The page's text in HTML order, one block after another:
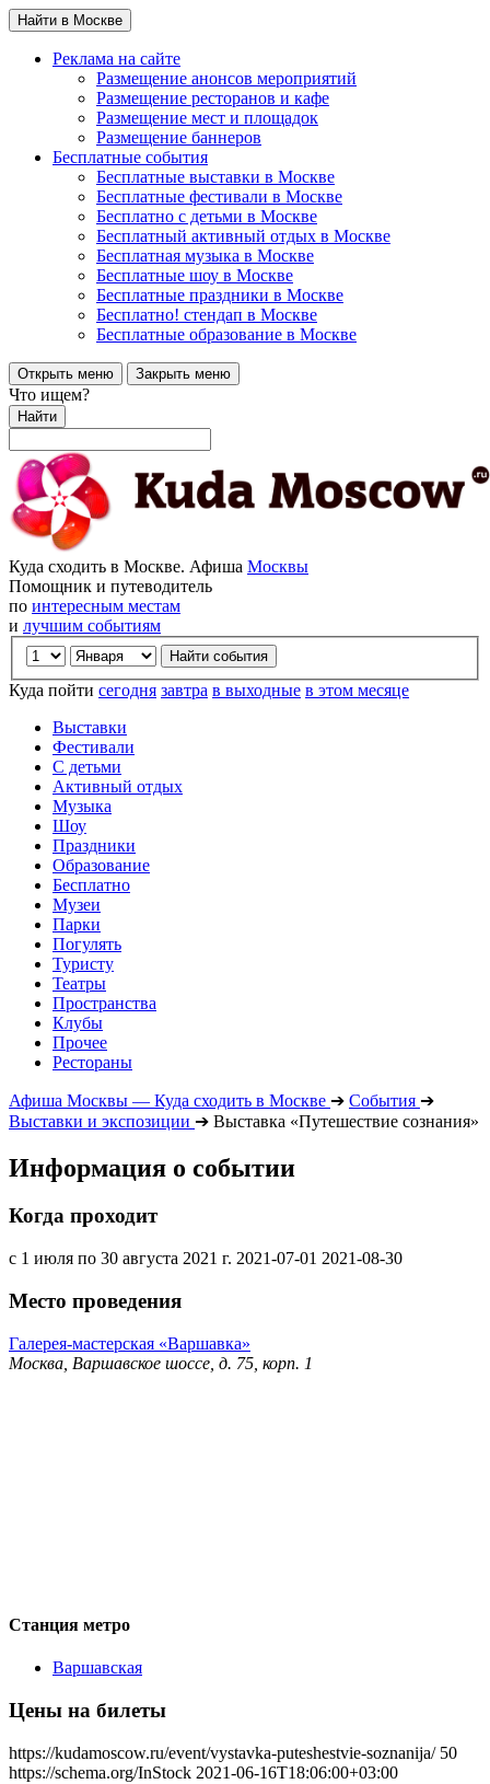
Найти в Москве
Реклама на сайте
Размещение анонсов мероприятий
Размещение ресторанов и кафе
Размещение мест и площадок
Размещение баннеров
Бесплатные события
Бесплатные выставки в Москве
Бесплатные фестивали в Москве
Бесплатно с детьми в Москве
Бесплатный активный отдых в Москве
Бесплатная музыка в Москве
Бесплатные шоу в Москве
Бесплатные праздники в Москве
Бесплатно! стендап в Москве
Бесплатные образование в Москве
Открыть меню Закрыть меню
Что ищем?
Найти
Куда сходить в Москве. Афиша Москвы
Помощник и путеводитель
по интересным местам
и лучшим событиям
Куда пойти сегодня завтра в выходные в этом месяце
Выставки
Фестивали
С детьми
Активный отдых
Музыка
Шоу
Праздники
Образование
Бесплатно
Музеи
Парки
Погулять
Туристу
Театры
Пространства
Клубы
Прочее
Рестораны
Афиша Москвы — Куда сходить в Москве ➔ События ➔
Выставки и экспозиции ➔ Выставка «Путешествие сознания»
Информация о событии
Когда проходит
с 1 июля по 30 августа 2021 г. 2021-07-01 2021-08-30
Место проведения
Галерея-мастерская «Варшавка»
Москва, Варшавское шоссе, д. 75, корп. 1
Станция метро
Варшавская
Цены на билеты
https://kudamoscow.ru/event/vystavka-puteshestvie-soznanija/ 50
https://schema.org/InStock 2021-06-16T18:06:00+03:00